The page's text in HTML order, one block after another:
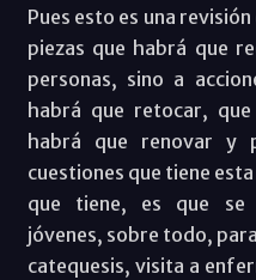
Pues esto es una
piezas que habrá que
personas, sino a
habrá que retocar,
habrá que renovar y
cuestiones que tiene
que tiene, es que se
jóvenes, sobre todo,
catequesis, visita a